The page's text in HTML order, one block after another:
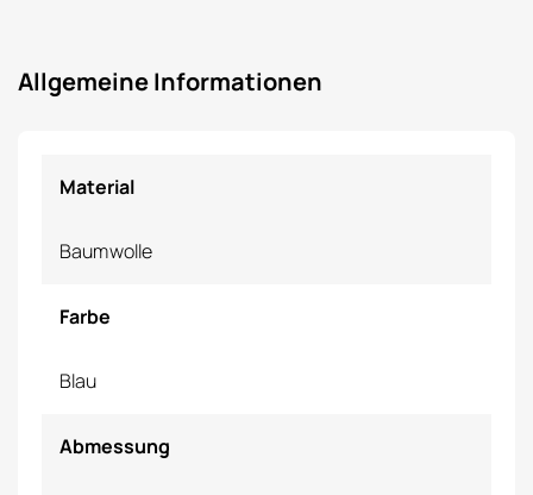
Allgemeine Informationen
Material
Baumwolle
Farbe
Blau
Abmessung